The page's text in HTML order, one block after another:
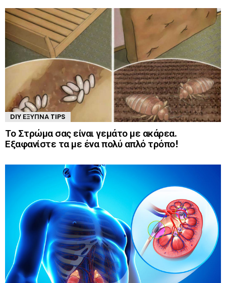
DIY ΈΞΥΠΝΑ TIPS
Το Στρώμα σας είναι γεμάτο με ακάρεα.
Εξαφανίστε τα με ένα πολύ απλό τρόπο!